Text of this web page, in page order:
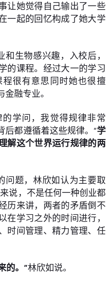
让她觉得自己输出了一些
一起的回忆构成了她大学
生物感兴趣，入校后，
的课程。经过大一的学习
很有意思同时她也很擅
融专业。
学问，我觉得规律非常
后都遵循着这些规律。”学
解这个世界运行规律的两
问题，林欣如认为主要取
说，不是任何一种创业都
历来讲，两者的矛盾倒不
在学习之外的时间进行，
时间管理、精力管理、任
的。”林欣如说。